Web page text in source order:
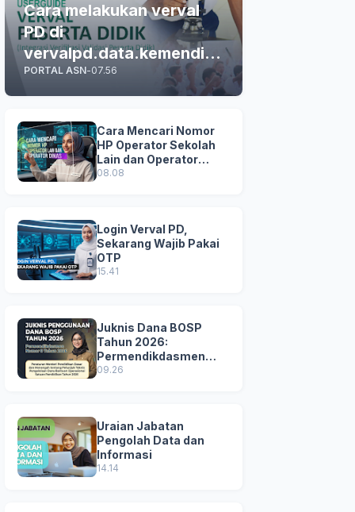
Cara melakukan verval
PD di
vervalpd.data.kemendikd
asmen.go.id
PORTAL ASN-07.56
Cara Mencari Nomor
HP Operator Sekolah
Lain dan Operator
Dinas di SDM Data
08.08
Login Verval PD,
Sekarang Wajib Pakai
OTP
15.41
Juknis Dana BOSP
Tahun 2026:
Permendikdasmen
Nomor 8 Tahun 2026
09.26
Uraian Jabatan
Pengolah Data dan
Informasi
14.14